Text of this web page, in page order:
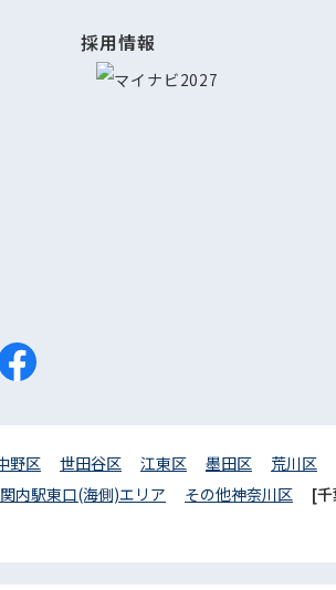
採用情報
野区 世田谷区 江東区 墨田区 荒川区
関内駅東口(海側)エリア その他神奈川区
[